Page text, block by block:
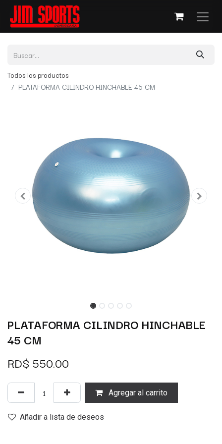
Todos los productos
PLATAFORMA CILINDRO HINCHABLE 45 CM
PLATAFORMA CILINDRO HINCHABLE
45 CM
RD$ 550.00
Agregar al carrito
Añadir a lista de deseos